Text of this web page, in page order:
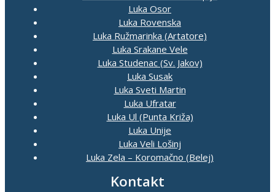
Luka Osor
Luka Rovenska
Luka Ružmarinka (Artatore)
Luka Srakane Vele
Luka Studenac (Sv. Jakov)
Luka Susak
Luka Sveti Martin
Luka Ufratar
Luka Ul (Punta Križa)
Luka Unije
Luka Veli Lošinj
Luka Zela – Koromačno (Belej)
Kontakt